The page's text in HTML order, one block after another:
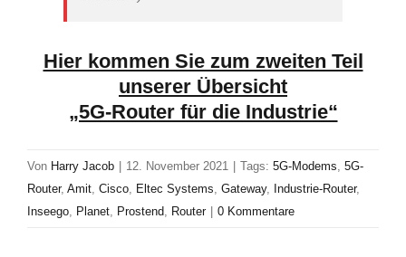
Hier kommen Sie zum zweiten Teil
unserer Übersicht
„5G-Router für die Industrie“
Von Harry Jacob | 12. November 2021 | Tags: 5G-Modems 5G-
Router, Amit Cisco Eltec Systems Gateway, Industrie-Router,
Inseego Planet Prostend Router | 0 Kommentare